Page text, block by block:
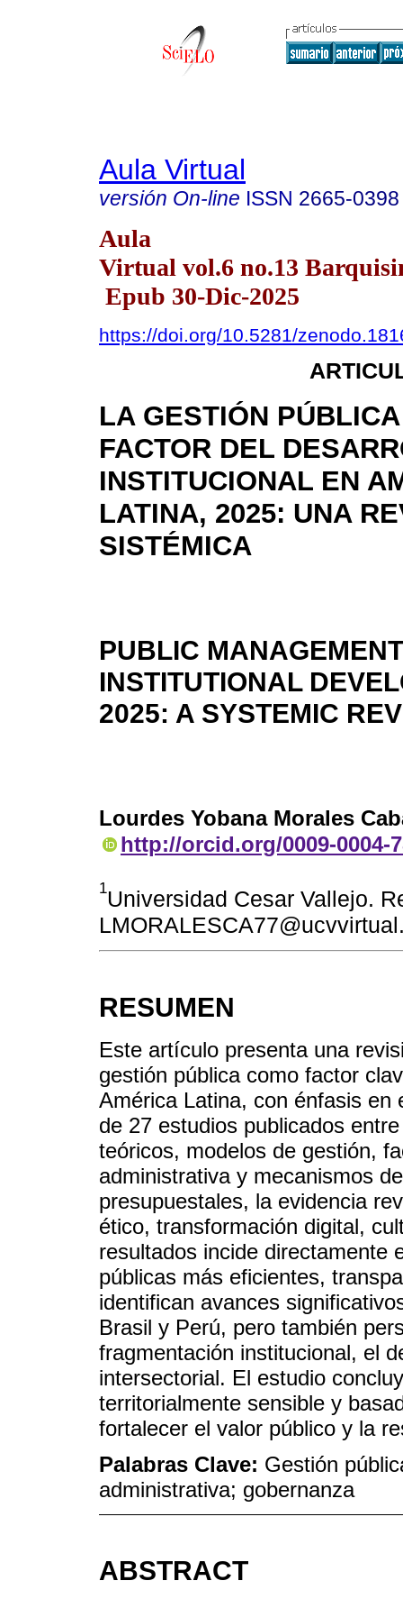
Aula Virtual
versión On-line ISSN 2665-0398
Aula
Virtual vol.6 no.13
Epub 30-Dic-2025
https://doi.org/10.5281/
LA GESTIÓN
FACTOR DEL
INSTITUCIONAL EN
LATINA, 2025: UNA
SISTÉMICA
PUBLIC
INSTITUTIONAL
2025: A SYSTEMIC
Lourdes Yobana Morales
http://orcid.org/0009-0004-
1Universidad Cesar Vallejo.
RESUMEN
Este artículo presenta una
gestión pública como factor
América Latina, con énfasis en
de 27 estudios publicados
teóricos, modelos de gestión,
administrativa y mecanismos
presupuestales, la evidencia
ético, transformación digital,
resultados incide directamente
públicas más eficientes,
identifican avances
Brasil y Perú, pero también
fragmentación institucional, el
intersectorial. El estudio
territorialmente sensible y
fortalecer el valor público y la
Palabras Clave: Gestión
administrativa; gobernanza
ABSTRACT